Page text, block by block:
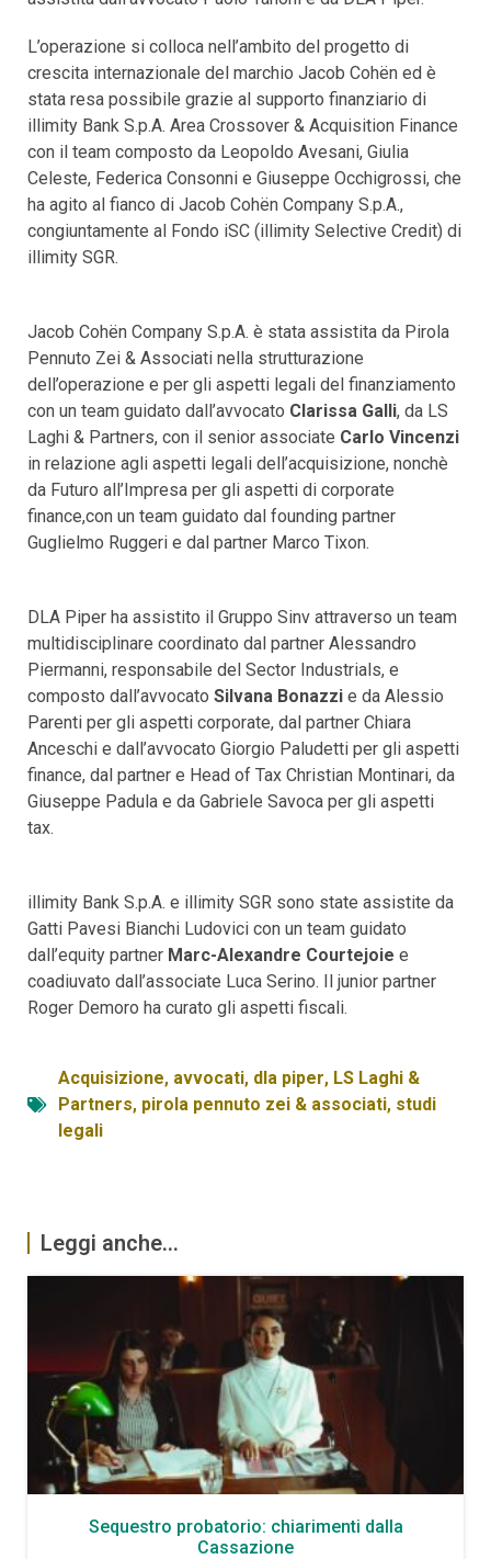
L’operazione si colloca nell’ambito del progetto di
crescita internazionale del marchio Jacob Cohën ed è
stata resa possibile grazie al supporto finanziario di
illimity Bank S.p.A. Area Crossover & Acquisition Finance
con il team composto da Leopoldo Avesani, Giulia
Celeste, Federica Consonni e Giuseppe Occhigrossi, che
ha agito al fianco di Jacob Cohën Company S.p.A.,
congiuntamente al Fondo iSC (illimity Selective Credit) di
illimity SGR.
Jacob Cohën Company S.p.A. è stata assistita da Pirola
Pennuto Zei & Associati nella strutturazione
dell’operazione e per gli aspetti legali del finanziamento
con un team guidato dall’avvocato Clarissa Galli, da LS
Laghi & Partners, con il senior associate Carlo Vincenzi
in relazione agli aspetti legali dell’acquisizione, nonchè
da Futuro all’Impresa per gli aspetti di corporate
finance,con un team guidato dal founding partner
Guglielmo Ruggeri e dal partner Marco Tixon.
DLA Piper ha assistito il Gruppo Sinv attraverso un team
multidisciplinare coordinato dal partner Alessandro
Piermanni, responsabile del Sector Industrials, e
composto dall’avvocato Silvana Bonazzi e da Alessio
Parenti per gli aspetti corporate, dal partner Chiara
Anceschi e dall’avvocato Giorgio Paludetti per gli aspetti
finance, dal partner e Head of Tax Christian Montinari, da
Giuseppe Padula e da Gabriele Savoca per gli aspetti
tax.
illimity Bank S.p.A. e illimity SGR sono state assistite da
Gatti Pavesi Bianchi Ludovici con un team guidato
dall’equity partner Marc-Alexandre Courtejoie e
coadiuvato dall’associate Luca Serino. Il junior partner
Roger Demoro ha curato gli aspetti fiscali.
Acquisizione, avvocati, dla piper, LS Laghi &
Partners, pirola pennuto zei & associati, studi
legali
Leggi anche...
Sequestro probatorio: chiarimenti dalla
Cassazione